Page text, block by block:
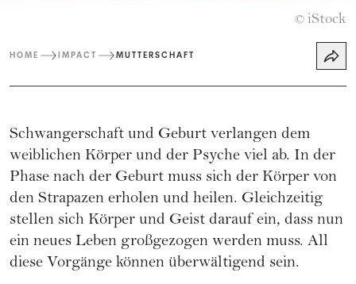
© iStock
HOME IMPACT MUTTERSCHAFT
Schwangerschaft und Geburt verlangen dem
weiblichen Körper und der Psyche viel ab. In der
Phase nach der Geburt muss sich der Körper von
den Strapazen erholen und heilen. Gleichzeitig
stellen sich Körper und Geist darauf ein, dass nun
ein neues Leben großgezogen werden muss. All
diese Vorgänge können überwältigend sein.